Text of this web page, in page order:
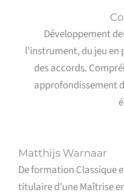
Développement
l’instrument, du jeu
des accords.
approfondissement
Matthijs Warnaar
De formation Classique
titulaire d’une Maîtrise